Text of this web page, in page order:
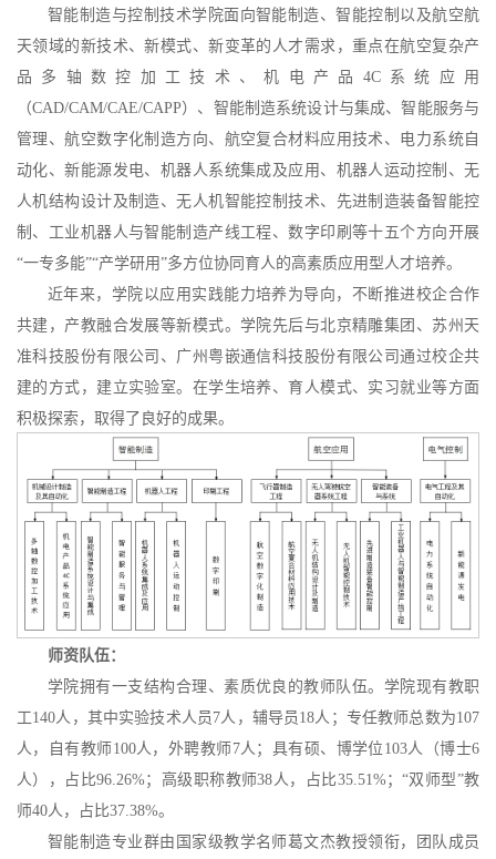
智能制造与控制技术学院面向智能制造、智能控制以及航空航
天领域的新技术、新模式、新变革的人才需求，重点在航空复杂产
品多轴数控加工技术、机电产品 4C系统应用
（CAD/CAM/CAE/CAPP）、智能制造系统设计与集成、智能服务与
管理、航空数字化制造方向、航空复合材料应用技术、电力系统自
动化、新能源发电、机器人系统集成及应用、机器人运动控制、无
人机结构设计及制造、无人机智能控制技术、先进制造装备智能控
制 、工业机器人与智能制造产线工程、数字印刷等十五个方向开展
“一专多能”“产学研用”多方位协同育人的高素质应用型人才培养。
近年来，学院以应用实践能力培养为导向，不断推进校企合作
共建，产教融合发展等新模式。学院先后与北京精雕集团、苏州天
准科技股份有限公司、广州粤嵌通信科技股份有限公司通过校企共
建的方式，建立实验室。在学生培养、育人模式、实习就业等方面
积极探索，取得了良好的成果。
师资队伍：
学院拥有一支结构合理、素质优良的教师队伍。 学院现有教职
工140人，其中实验技术人员7人，辅导员18人；专任教师总数为107
人，自有教师100人，外聘教师7人；具有硕、博学位103人（博士6
人），占比96.26%；高级职称教师38人，占比35.51%；“双师型”教
师40人，占比37.38%。
智能制造专业群由国家级教学名师葛文杰教授领衔，团队 成员